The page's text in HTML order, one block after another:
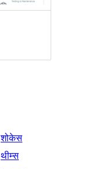
शोकेस
थीम्स